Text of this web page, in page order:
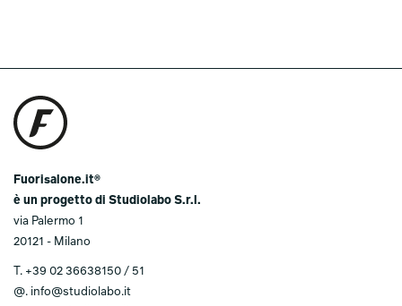
Fuorisalone.it®
è un progetto di Studiolabo S.r.l.
via Palermo 1
20121 - Milano
T. +39 02 36638150 / 51
@. info@studiolabo.it